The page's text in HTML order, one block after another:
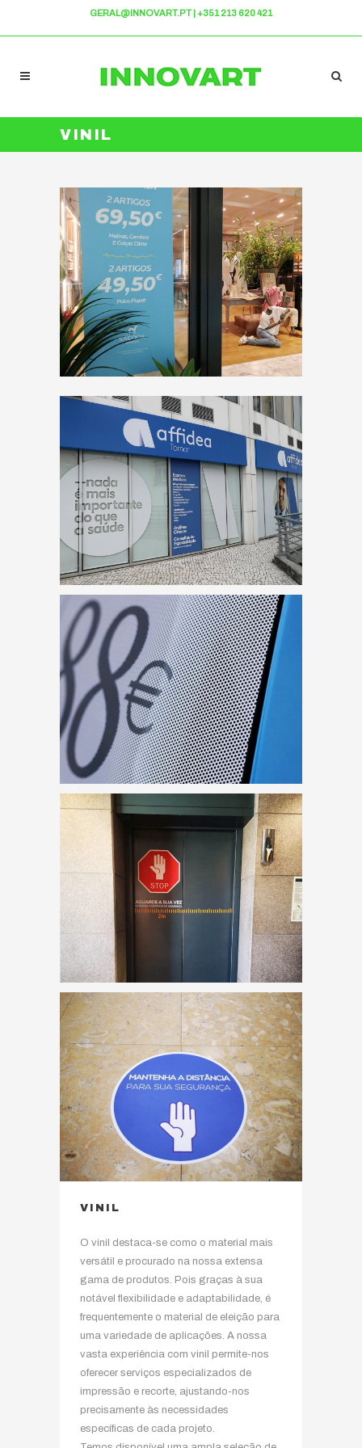
GERAL@INNOVART.PT |+351 213 620 421
VINIL
VINIL
O vinil destaca-se como o material mais
versátil e procurado na nossa extensa
gama de produtos. Pois graças à sua
notável flexibilidade e adaptabilidade, é
frequentemente o material de eleição para
uma variedade de aplicações. A nossa
vasta experiência com vinil permite-nos
oferecer serviços especializados de
impressão e recorte, ajustando-nos
precisamente às necessidades
específicas de cada projeto.